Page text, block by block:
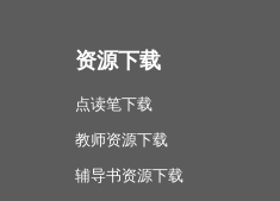
资源下载
点读笔下载
教师资源下载
辅导书资源下载